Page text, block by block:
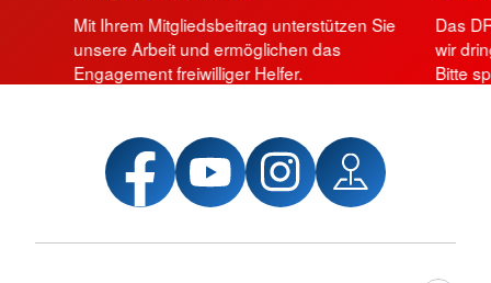
Mit Ihrem Mitgliedsbeitrag unterstützen Sie
unsere Arbeit und ermöglichen das
Engagement freiwilliger Helfer.
Das
wir
Bitte